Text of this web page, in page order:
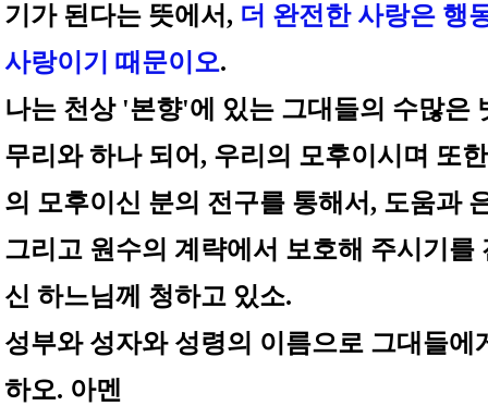
기가 된다는 뜻에서, 더 완전한 사랑은 행
사랑이기 때문이오.
나는 천상 '본향'에 있는 그대들의 수많은
무리와 하나 되어, 우리의 모후이시며 또
의 모후이신 분의 전구를 통해서, 도움과
그리고 원수의 계략에서 보호해 주시기를
신 하느님께 청하고 있소.
성부와 성자와 성령의 이름으로 그대들에
하오. 아멘